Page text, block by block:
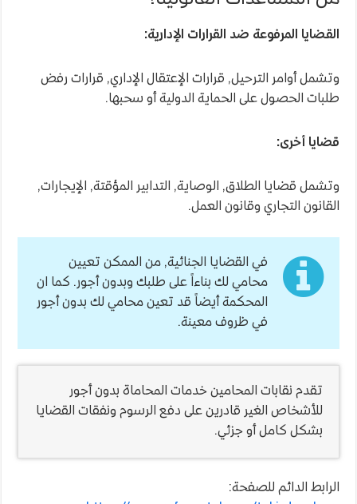
القضايا المرفوعة ضد القرارات الإدارية:
وتشمل أوامر الترحيل, قرارات الإعتقال الإداري, قرارات رفض
طلبات الحصول على الحماية الدولية أو سحبها.
قضايا أخرى:
وتشمل قضايا الطلاق, الوصاية, التدابير المؤقتة, الإيجارات,
القانون التجاري وقانون العمل.
في القضايا الجنائية, من الممكن تعيين
محامي لك بناءاً على طلبك وبدون أجور. كما ان
المحكمة أيضاً قد تعين محامي لك بدون أجور
في ظروف معينة.
تقدم نقابات المحامين خدمات المحاماة بدون أجور
للأشخاص الغير قادرين على دفع الرسوم ونفقات القضايا
بشكل كامل أو جزئي.
الرابط الدائم للصفحة: